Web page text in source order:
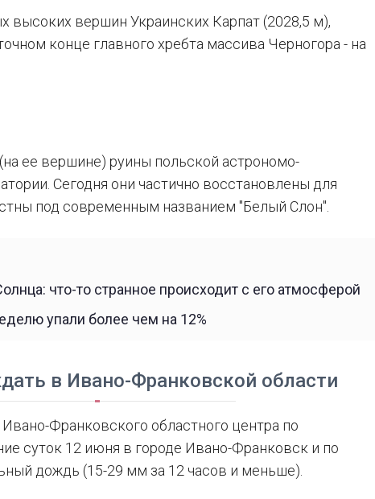
высоких вершин Украинских Карпат (2028,5 м),
конце главного хребта массива Черногора - на
ее вершине) руины польской астрономо-
Сегодня они частично восстановлены для
под современным названием "Белый Слон".
что-то странное происходит с его атмосферой
упали более чем на 12%
в Ивано-Франковской области
Франковского областного центра по
суток 12 июня в городе Ивано-Франковск и по
дождь (15-29 мм за 12 часов и меньше).